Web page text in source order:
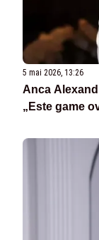
5 mai 2026, 13:26
Anca
„Este game